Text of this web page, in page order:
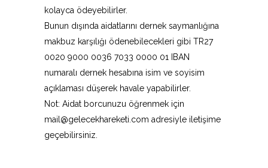
kolayca ödeyebilirler.
Bunun dışında aidatlarını dernek saymanlığına
makbuz karşılığı ödenebilecekleri gibi TR27
0020 9000 0036 7033 0000 01 IBAN
numaralı dernek hesabına isim ve soyisim
açıklaması düşerek havale yapabilirler.
Not: Aidat borcunuzu öğrenmek için
mail@gelecekhareketi.com adresiyle iletişime
geçebilirsiniz.